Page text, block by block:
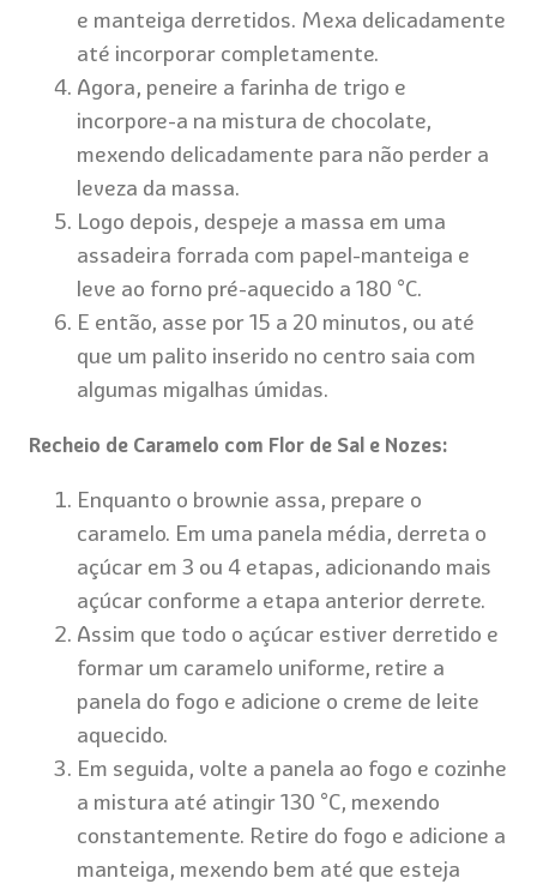
e manteiga derretidos. Mexa delicadamente
até incorporar completamente.
Agora, peneire a farinha de trigo e
incorpore-a na mistura de chocolate,
mexendo delicadamente para não perder a
leveza da massa.
Logo depois, despeje a massa em uma
assadeira forrada com papel-manteiga e
leve ao forno pré-aquecido a 180 °C.
E então, asse por 15 a 20 minutos, ou até
que um palito inserido no centro saia com
algumas migalhas úmidas.
Recheio de Caramelo com Flor de Sal e Nozes:
Enquanto o brownie assa, prepare o
caramelo. Em uma panela média, derreta o
açúcar em 3 ou 4 etapas, adicionando mais
açúcar conforme a etapa anterior derrete.
Assim que todo o açúcar estiver derretido e
formar um caramelo uniforme, retire a
panela do fogo e adicione o creme de leite
aquecido.
Em seguida, volte a panela ao fogo e cozinhe
a mistura até atingir 130 °C, mexendo
constantemente. Retire do fogo e adicione a
manteiga, mexendo bem até que esteja